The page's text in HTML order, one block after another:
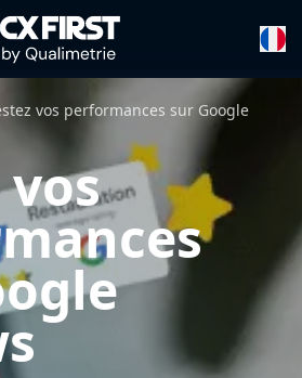
vos performances sur Google
vos